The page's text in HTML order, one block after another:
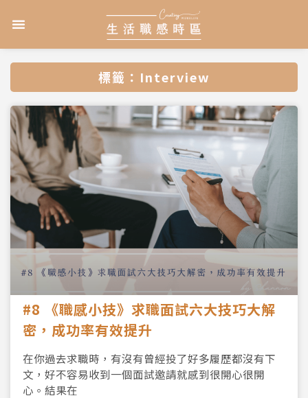
選
標籤：Interview
#8 《職感小技》求職面試六大技巧大解
密，成功率有效提升
在你過去求職時，有沒有曾經投了好多履歷都沒有下
文，好不容易收到一個面試邀請就感到很開心很開
心。結果在